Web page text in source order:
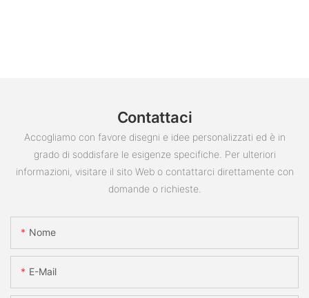
Contattaci
Accogliamo con favore disegni e idee personalizzati ed è in
grado di soddisfare le esigenze specifiche. Per ulteriori
informazioni, visitare il sito Web o contattarci direttamente con
domande o richieste.
Nome
E-Mail